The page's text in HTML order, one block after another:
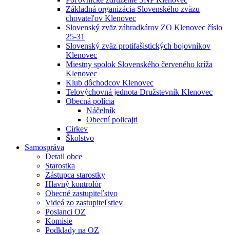
Základná organizácia Slovenského zväzu
chovateľov Klenovec
Slovenský zväz záhradkárov ZO Klenovec číslo
25-31
Slovenský zväz protifašistických bojovníkov
Klenovec
Miestny spolok Slovenského červeného kríža
Klenovec
Klub dôchodcov Klenovec
Telovýchovná jednota Družstevník Klenovec
Obecná polícia
Náčelník
Obecní policajti
Cirkev
Školstvo
Samospráva
Detail obce
Starostka
Zástupca starostky
Hlavný kontrolór
Obecné zastupiteľstvo
Videá zo zastupiteľstiev
Poslanci OZ
Komisie
Podklady na OZ